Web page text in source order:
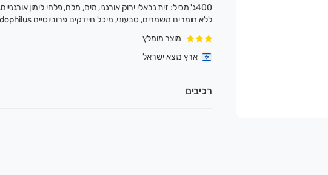
400ג' מכיל: זית נבאלי ירוק אורגני, מים, מלח, פלחי לימון
ללא חומרים משמרים, טבעוני, מיכל חיידקים פרוביוטיים Acidophilus
מוצר מומלץ
ארץ מוצא ישראל
רכיבים